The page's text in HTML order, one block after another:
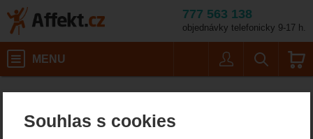
Souhlas s cookies
777 563 138
objednávky telefonicky 9-17 h.
MENU
Velikost:
Ortovox 150 Cool Brand T-